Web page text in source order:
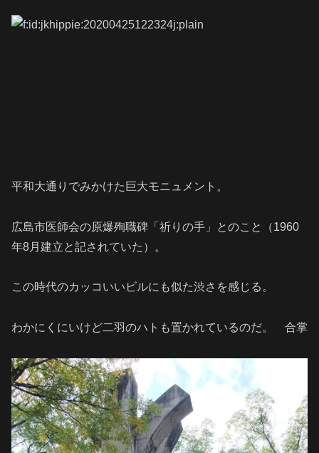
平和大通りでみかけた巨大モニュメント。
広島市医師会の原爆殉職碑「祈りの手」とのこと（1960
年8月建立と記されていた）。
この時代のカッコいいビルにも似た渋さを感じる。
わかにくにいけど二羽のハトも置かれているのだ。 合掌